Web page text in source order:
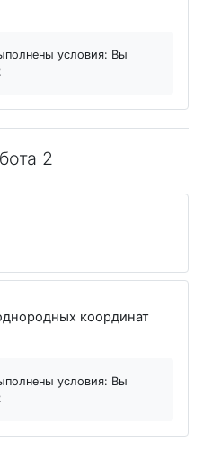
условия: Вы
2
координатЗадание
условия: Вы